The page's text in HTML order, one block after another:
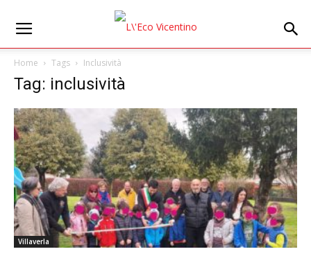
Home Tags Inclusività
Tag: inclusività
Villaverla